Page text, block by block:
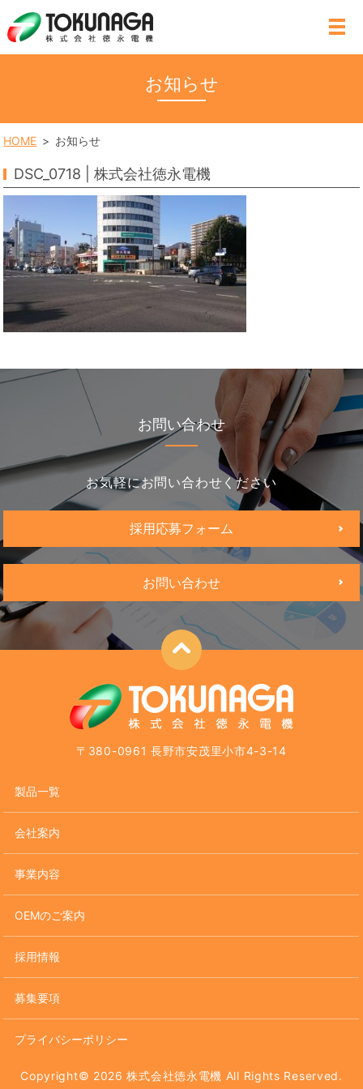
お知らせ
HOME お知らせ
DSC_0718 | 株式会社徳永電機
お問い合わせ
お気軽にお問い合わせください
採用応募フォーム
お問い合わせ
〒380-0961 長野市安茂里小市4-3-14
製品一覧
会社案内
事業内容
OEMのご案内
採用情報
募集要項
プライバシーポリシー
Copyright© 2026 株式会社徳永電機 All Rights Reserved.